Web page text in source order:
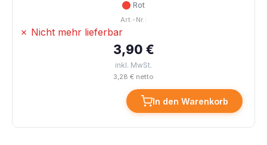
Rot
Art.-Nr.:
✗ Nicht mehr lieferbar
3,90 €
inkl. MwSt.
3,28 € netto
In den Warenkorb